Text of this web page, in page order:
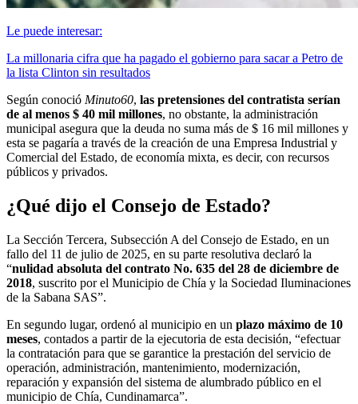
Le puede interesar:
La millonaria cifra que ha pagado el gobierno para sacar a Petro de
la lista Clinton sin resultados
Según conoció Minuto60, las pretensiones del contratista serían
de al menos $ 40 mil millones, no obstante, la administración
municipal asegura que la deuda no suma más de $ 16 mil millones y
esta se pagaría a través de la creación de una Empresa Industrial y
Comercial del Estado, de economía mixta, es decir, con recursos
públicos y privados.
¿Qué dijo el Consejo de Estado?
La Sección Tercera, Subsección A del Consejo de Estado, en un
fallo del 11 de julio de 2025, en su parte resolutiva declaró la
“nulidad absoluta del contrato No. 635 del 28 de diciembre de
2018, suscrito por el Municipio de Chía y la Sociedad Iluminaciones
de la Sabana SAS”.
En segundo lugar, ordenó al municipio en un plazo máximo de 10
meses, contados a partir de la ejecutoria de esta decisión, “efectuar
la contratación para que se garantice la prestación del servicio de
operación, administración, mantenimiento, modernización,
reparación y expansión del sistema de alumbrado público en el
municipio de Chía, Cundinamarca”.